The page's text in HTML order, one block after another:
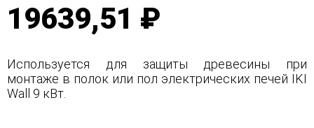
19639,51 ₽
Используется для защиты древесины при
монтаже в полок или пол электрических печей IKI
Wall 9 кВт.